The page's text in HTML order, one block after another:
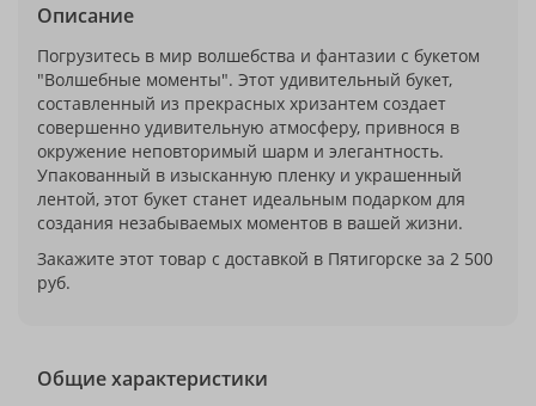
Описание
Погрузитесь в мир волшебства и фантазии с букетом
"Волшебные моменты". Этот удивительный букет,
составленный из прекрасных хризантем создает
совершенно удивительную атмосферу, привнося в
окружение неповторимый шарм и элегантность.
Упакованный в изысканную пленку и украшенный
лентой, этот букет станет идеальным подарком для
создания незабываемых моментов в вашей жизни.
Закажите этот товар с доставкой в Пятигорске за 2 500
руб.
Общие характеристики